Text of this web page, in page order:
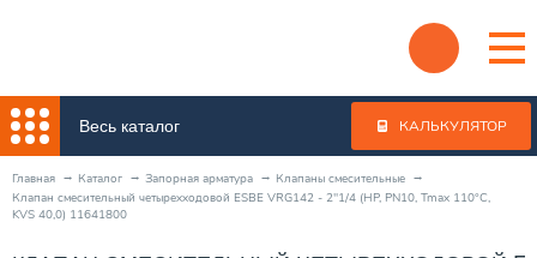
Весь каталог КАЛЬКУЛЯТОР
Главная Каталог Запорная арматура
Клапаны смесительные
Клапан смесительный четырехходовой ESBE VRG142 - 2"1/4 (НР, PN10, Tmax 110°C,
KVS 40,0) 11641800